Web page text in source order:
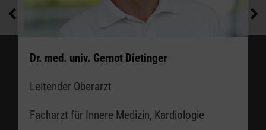
Dr. med. univ. Gernot Dietinger
Leitender Oberarzt
Facharzt für Innere Medizin, Kardiologie